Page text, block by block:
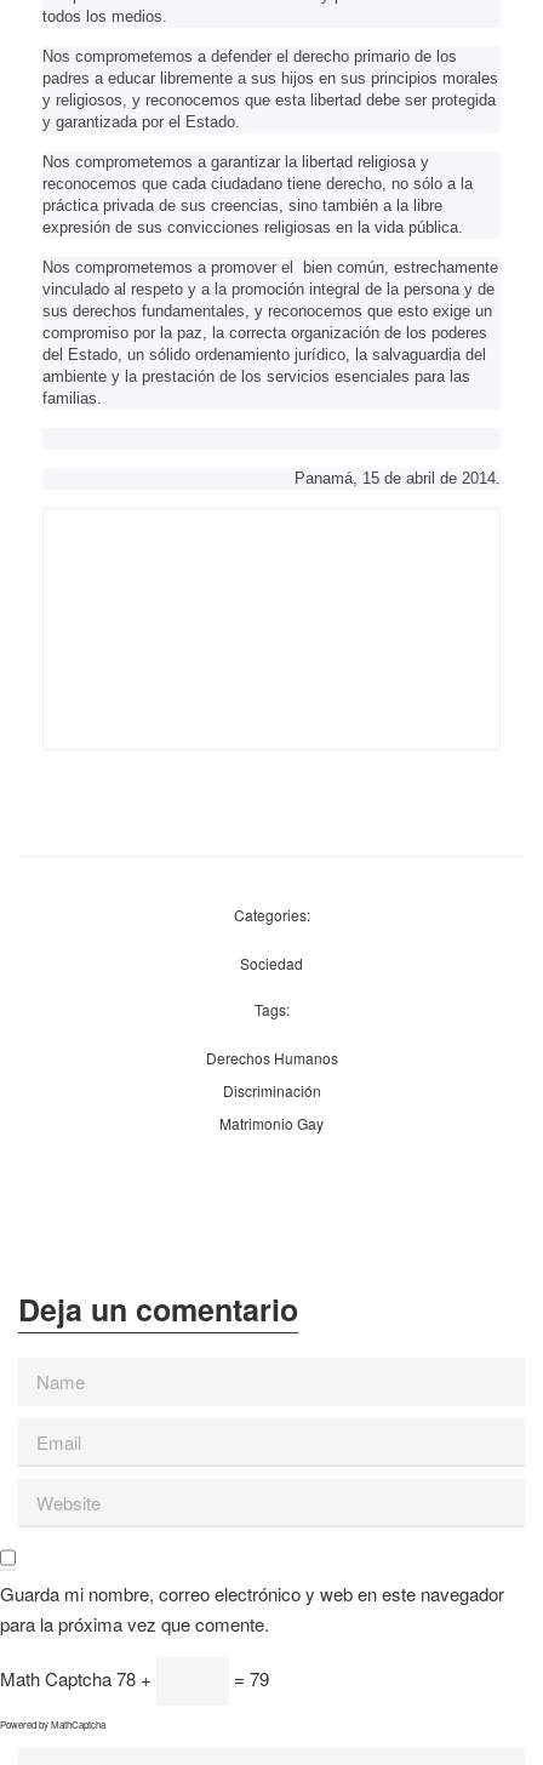
todos los medios.
Nos comprometemos a defender el derecho primario de los
padres a educar libremente a sus hijos en sus principios morales
y religiosos, y reconocemos que esta libertad debe ser protegida
y garantizada por el Estado.
Nos comprometemos a garantizar la libertad religiosa y
reconocemos que cada ciudadano tiene derecho, no sólo a la
práctica privada de sus creencias, sino también a la libre
expresión de sus convicciones religiosas en la vida pública.
Nos comprometemos a promover el bien común, estrechamente
vinculado al respeto y a la promoción integral de la persona y de
sus derechos fundamentales, y reconocemos que esto exige un
compromiso por la paz, la correcta organización de los poderes
del Estado, un sólido ordenamiento jurídico, la salvaguardia del
ambiente y la prestación de los servicios esenciales para las
familias.
Panamá, 15 de abril de 2014.
Categories:
Sociedad
Tags:
Derechos Humanos
Discriminación
Matrimonio Gay
Guarda mi nombre, correo electrónico y web en este navegador
para la próxima vez que comente.
Math Captcha78 + = 79
Powered byMathCaptcha